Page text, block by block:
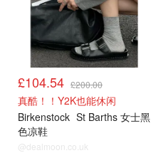
£104.54 £200.00
真酷！！Y2K也能休闲
Birkenstock St Barths 女士黑
色凉鞋
@dealmoon.co.uk